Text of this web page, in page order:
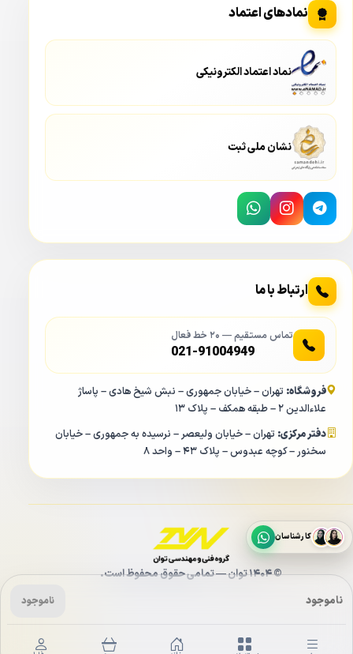
این چهار LED سفید رنگ در هنگام عملکرد دید در شب تمام
رنگی نور سفید از ساطع می کنند و سبب می شوند تا نور لازم
Warmlight برای دوربین مدار بسته کلارنت CLARENT CCP MD
باشد.
دوربین مدار بسته کلارنت CLARENT CCP MD 6230F
نمادهای اعتماد
نماد اعتماد الکترونیکی
نشان ملی ثبت
ارتباط با ما
تماس مستقیم — ۲۰ خط فعال
021-91004949
فروشگاه: تهران – خیابان جمهوری – نبش شیخ هادی – پاساژ
علاءالدین ۲ – طبقه همکف – پلاک ۱۳
دفتر مرکزی: تهران – خیابان ولیعصر – نرسیده به جمهوری – خیابان
سخنور – کوچه عبدوس – پلاک ۴۳ – واحد ۸
© ۱۴۰۴ توان — تمامی حقوق محفوظ است.
کارشناسان
ناموجود ناموجود